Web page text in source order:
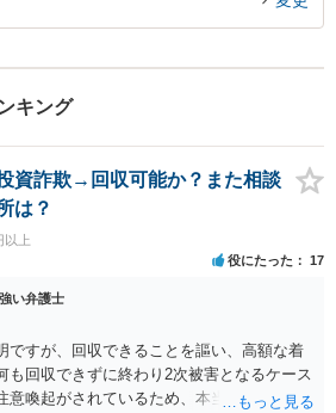
キング
資詐欺→回収可能か？また相談
は？
以上
役にたった 17
い弁護士
ですが、回収できることを謳い、高額な着
も回収できずに終わり2次被害となるケース
意喚起がされているため、本当に回収がで